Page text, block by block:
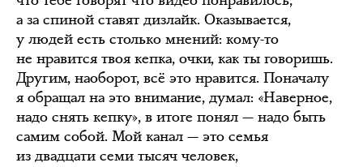
а за спиной ставят дизлайк. Оказывается,
у людей есть столько мнений: кому-то
не нравится твоя кепка, очки, как ты говоришь.
Другим, наоборот, всё это нравится. Поначалу
я обращал на это внимание, думал: «Наверное,
надо снять кепку», в итоге понял — надо быть
самим собой. Мой канал — это семья
из двадцати семи тысяч человек,